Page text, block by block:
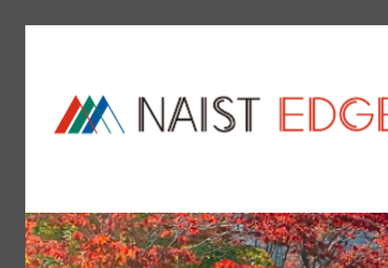
NAIST Edge